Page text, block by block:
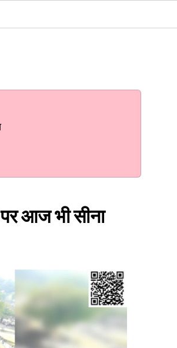
आज भी सीना